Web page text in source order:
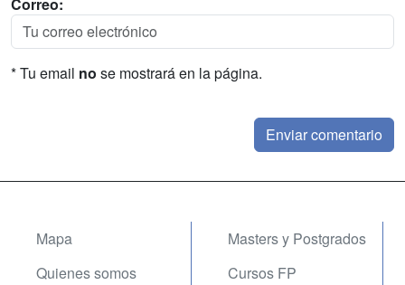
* Tu email no se mostrará en la página.
Mapa
Quienes somos
Masters y Postgrados
Cursos FP